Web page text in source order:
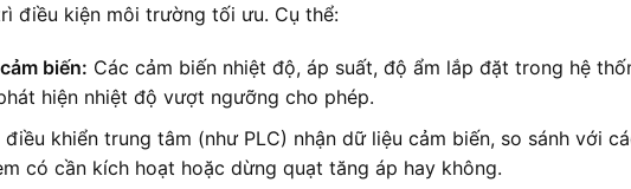
điều kiện môi trường tối ưu. Cụ thể:
biến: Các cảm biến nhiệt độ, áp suất, độ ẩm lắp đặt trong hệ
hiện nhiệt độ vượt ngưỡng cho phép.
điều khiển trung tâm (như PLC) nhận dữ liệu cảm biến, so sánh với
có cần kích hoạt hoặc dừng quạt tăng áp hay không.